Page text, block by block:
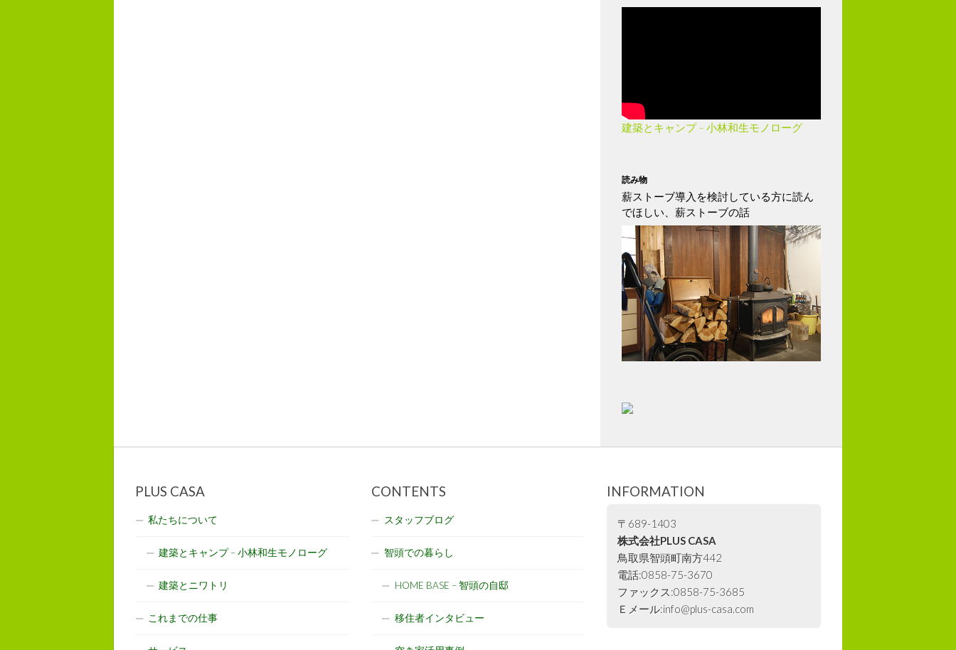
建築とキャンプ – 小林和生モノローグ
読み物
薪ストーブ導入を検討している方に読ん
でほしい、薪ストーブの話
PLUS CASA
私たちについて
建築とキャンプ – 小林和生モノローグ
建築とニワトリ
これまでの仕事
CONTENTS
スタッフブログ
智頭での暮らし
HOME BASE – 智頭の自邸
移住者インタビュー
INFORMATION
〒689-1403
株式会社PLUS CASA
鳥取県智頭町南方442
電話:0858-75-3670
ファックス:0858-75-3685
Ｅメール:info@plus-casa.com